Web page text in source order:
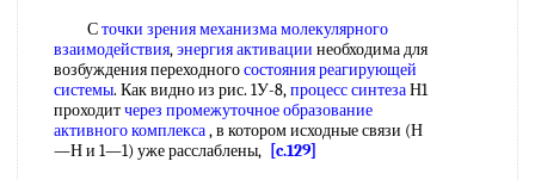
Сточки зрения механизмамолекулярного
взаимодействия,энергия активации необходима для
возбуждения переходногосостояния реагирующей
системы. Как видно из рис. 1У-8,процесс синтезаН1
проходитчерез промежуточное образование
активного комплекса, в котором исходные связи (Н
—Н и 1—1) уже расслаблены, [c.129]